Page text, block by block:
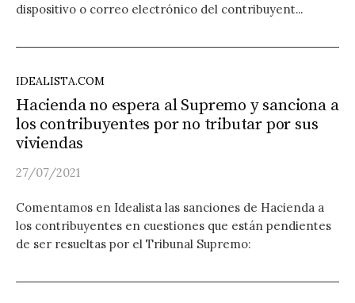
dispositivo o correo electrónico del contribuyent...
IDEALISTA.COM
Hacienda no espera al Supremo y sanciona a
los contribuyentes por no tributar por sus
viviendas
27/07/2021
Comentamos en Idealista las sanciones de Hacienda a
los contribuyentes en cuestiones que están pendientes
de ser resueltas por el Tribunal Supremo: